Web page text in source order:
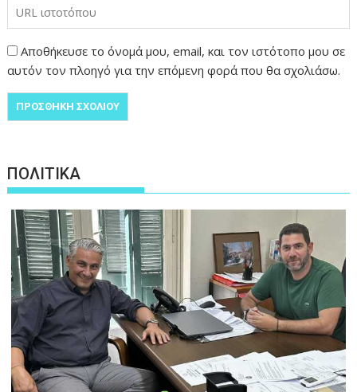
Αποθήκευσε το όνομά μου, email, και τον ιστότοπο μου σε
αυτόν τον πλοηγό για την επόμενη φορά που θα σχολιάσω.
ΠΟΛΙΤΙΚΑ